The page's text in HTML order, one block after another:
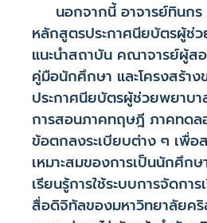
นอกจากนี้ อาจารย์ทินกร
หลักสูตรประกาศนียบัตรผู้ช่
แนะนำสถาบัน คณาจารย์ผู้ส
คู่มือนักศึกษา และโครงสร้า
ประกาศนียบัตรผู้ช่วยพยาบา
การสอนภาคทฤษฎี ภาคทด
ข้อตกลงระเบียบต่าง ๆ เพื่
เหมาะสมของการเป็นนักศึก
เรียนรู้การใช้ระบบการจัดกา
สื่อดิจิทัลของมหาวิทยาลัยค